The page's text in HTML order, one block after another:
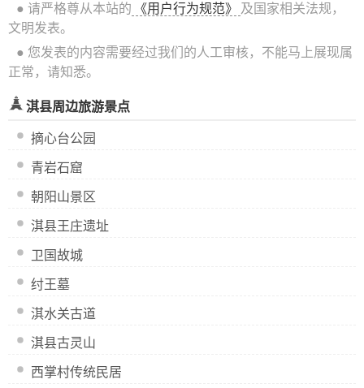
● 请严格尊从本站的 《用户行为规范》
及国家相关法规，
文明发表。
● 您发表的内容需要经过我们的人工审核，不能马上展现属
正常，请知悉。
淇县周边旅游景点
摘心台公园
青岩石窟
朝阳山景区
淇县王庄遗址
卫国故城
纣王墓
淇水关古道
淇县古灵山
西掌村传统民居